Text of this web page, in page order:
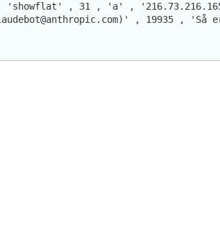
, 'showflat' , 31 , 'a' ,
, 19935 ,